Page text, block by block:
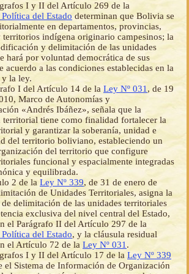
I y II del Artículo 269 de la
del Estadodeterminan que Bolivia se
en departamentos, provincias,
indígena originario campesinos; la
y delimitación de las unidades
hará por voluntad democrática de sus
acuerdo a las condiciones establecidas en la
la ley.
I del Artículo 14 de la Ley Nº 031 , de 19
Marco de Autonomías y
«Andrés Ibáñez», señala que la
territorial tiene como finalidad fortalecer la
y garantizar la soberanía, unidad e
del territorio boliviano, estableciendo un
del territorio que configure
funcional y espacialmente integradas
y equilibrada.
2 de la Ley Nº 339, de 31 de enero de
de Unidades Territoriales, asigna la
delimitación de las unidades territoriales
exclusiva del nivel central del Estado,
el Parágrafo II del Artículo 297 de la
del Estado, y la cláusula residual
el Artículo 72 de la Ley Nº 031 .
I y II del Artículo 17 de la Ley Nº 339
el Sistema de Información de Organización